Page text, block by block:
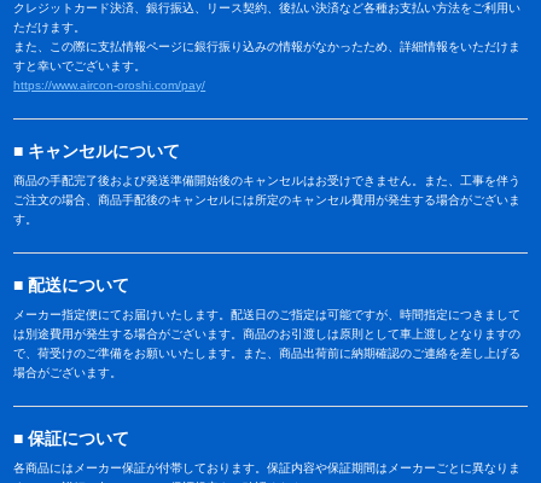
クレジットカード決済、銀行振込、リース契約、後払い決済など各種お支払い方法をご利用い
ただけます。
また、この際に支払情報ページに銀行振り込みの情報がなかったため、詳細情報をいただけま
すと幸いでございます。
https://www.aircon-oroshi.com/pay/
キャンセルについて
商品の手配完了後および発送準備開始後のキャンセルはお受けできません。また、工事を伴う
ご注文の場合、商品手配後のキャンセルには所定のキャンセル費用が発生する場合がございま
す。
配送について
メーカー指定便にてお届けいたします。配送日のご指定は可能ですが、時間指定につきまして
は別途費用が発生する場合がございます。商品のお引渡しは原則として車上渡しとなりますの
で、荷受けのご準備をお願いいたします。また、商品出荷前に納期確認のご連絡を差し上げる
場合がございます。
保証について
各商品にはメーカー保証が付帯しております。保証内容や保証期間はメーカーごとに異なりま